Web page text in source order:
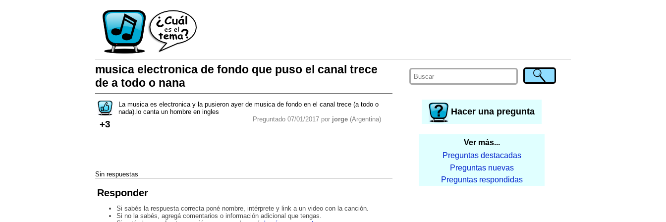
Hacer una pregunta
Ver más...
Preguntas destacadas
Preguntas nuevas
Preguntas respondidas
musica electronica de fondo que puso el canal trece
de a todo o nana
+3
La musica es electronica y la pusieron ayer de musica de fondo en el canal trece (a todo o
nada).lo canta un hombre en ingles
Preguntado 07/01/2017 por jorge(Argentina)
Sin respuestas
Responder
Si sabés la respuesta correcta poné nombre, intérprete y link a un video con la canción.
Si no la sabés, agregá comentarios o información adicional que tengas.